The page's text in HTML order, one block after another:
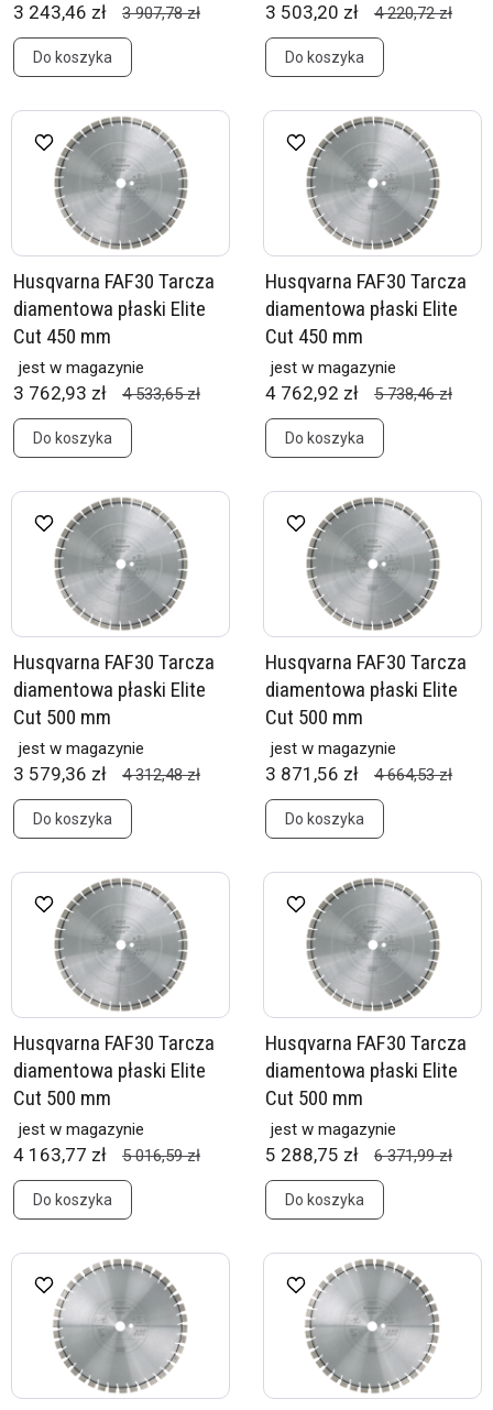
3 243,46 zł 3 907,78 zł
Do koszyka
3 503,20 zł 4 220,72 zł
Do koszyka
Husqvarna FAF30 Tarcza
diamentowa płaski Elite
Cut 450 mm
jest w magazynie
3 762,93 zł 4 533,65 zł
Do koszyka
Husqvarna FAF30 Tarcza
diamentowa płaski Elite
Cut 450 mm
jest w magazynie
4 762,92 zł 5 738,46 zł
Do koszyka
Husqvarna FAF30 Tarcza
diamentowa płaski Elite
Cut 500 mm
jest w magazynie
3 579,36 zł 4 312,48 zł
Do koszyka
Husqvarna FAF30 Tarcza
diamentowa płaski Elite
Cut 500 mm
jest w magazynie
3 871,56 zł 4 664,53 zł
Do koszyka
Husqvarna FAF30 Tarcza
diamentowa płaski Elite
Cut 500 mm
jest w magazynie
4 163,77 zł 5 016,59 zł
Do koszyka
Husqvarna FAF30 Tarcza
diamentowa płaski Elite
Cut 500 mm
jest w magazynie
5 288,75 zł 6 371,99 zł
Do koszyka